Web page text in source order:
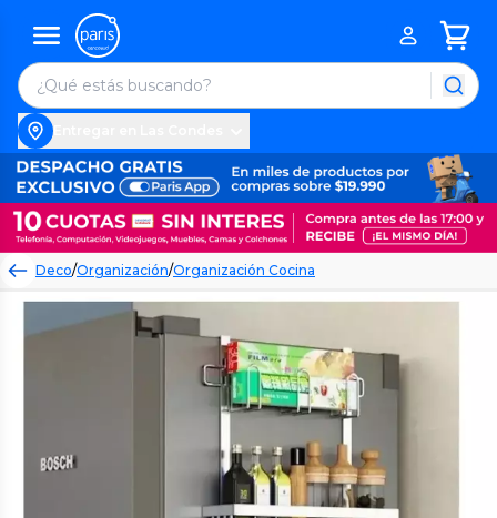
Deco/Organización/Organización Cocina